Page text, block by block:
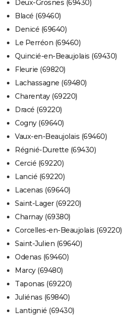
Deux-Grosnes (69430)
Blacé (69460)
Denicé (69640)
Le Perréon (69460)
Quincié-en-Beaujolais (69430)
Fleurie (69820)
Lachassagne (69480)
Charentay (69220)
Dracé (69220)
Cogny (69640)
Vaux-en-Beaujolais (69460)
Régnié-Durette (69430)
Cercié (69220)
Lancié (69220)
Lacenas (69640)
Saint-Lager (69220)
Charnay (69380)
Corcelles-en-Beaujolais (69220)
Saint-Julien (69640)
Odenas (69460)
Marcy (69480)
Taponas (69220)
Juliénas (69840)
Lantignié (69430)